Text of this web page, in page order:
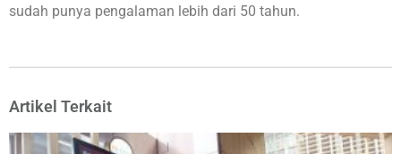
sudah punya pengalaman lebih dari 50 tahun.
Artikel Terkait